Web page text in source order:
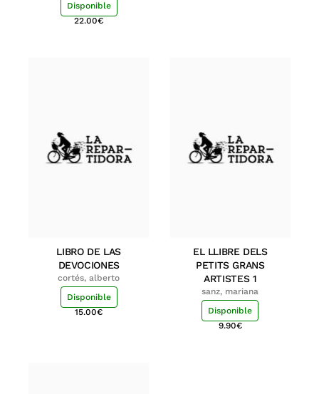
Disponible
22.00€
LIBRO DE LAS
DEVOCIONES
cortés, alberto
Disponible
15.00€
EL LLIBRE DELS
PETITS GRANS
ARTISTES 1
sanz, mariana
Disponible
9.90€